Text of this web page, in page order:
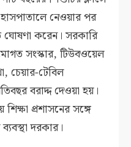
নেওয়ার পর
করেন। সরকারি
সংস্কার, টিউবওয়েল
চেয়ার-টেবিল
বরাদ্দ দেওয়া হয়।
প্রশাসনের সঙ্গে
দরকার।